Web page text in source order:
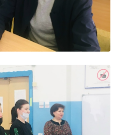
и требования
обеспечение и
обучающихся
услуги
деятельность
(перевода)